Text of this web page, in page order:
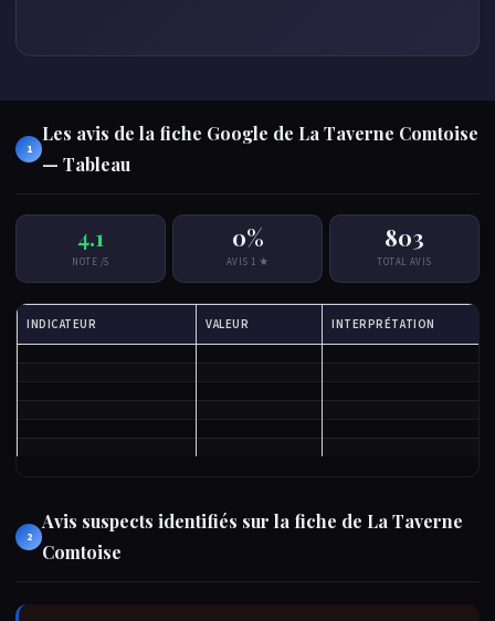
1
Les avis de la fiche Google de La Taverne Comtoise
— Tableau
4.1
NOTE /5
0%
AVIS 1 ★
803
TOTAL AVIS
INDICATEUR VALEUR INTERPRÉTATION
2
Avis suspects identifiés sur la fiche de La Taverne
Comtoise